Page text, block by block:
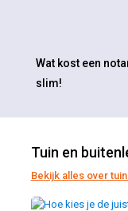
Wat kost een
slim!
Tuin en
Bekijk alles over